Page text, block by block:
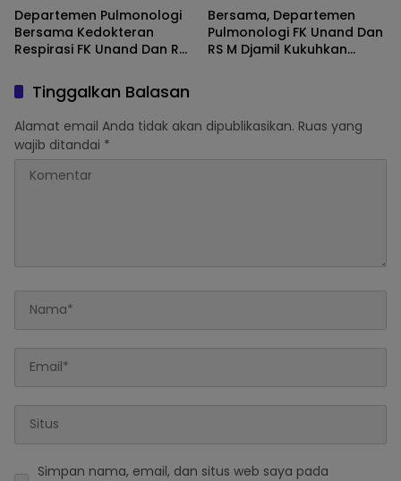
Departemen Pulmonologi
Bersama Kedokteran
Respirasi FK Unand Dan RS
Senam ” Paru Sehat ” Dan
HUT Kota Padang
Bersama, Departemen
Pulmonologi FK Unand Dan
RS M Djamil Kukuhkan
Pulmonary Update 2025
Tinggalkan Balasan
Alamat email Anda tidak akan dipublikasikan. Ruas yang
wajib ditandai *
Simpan nama, email, dan situs web saya pada